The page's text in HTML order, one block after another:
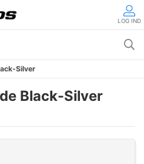
LOG IND
Silver
Black-Silver